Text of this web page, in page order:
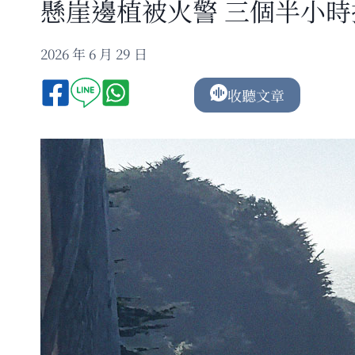
懸崖邊植被火警 三個半小
2026 年 6 月 29 日
收聽文章